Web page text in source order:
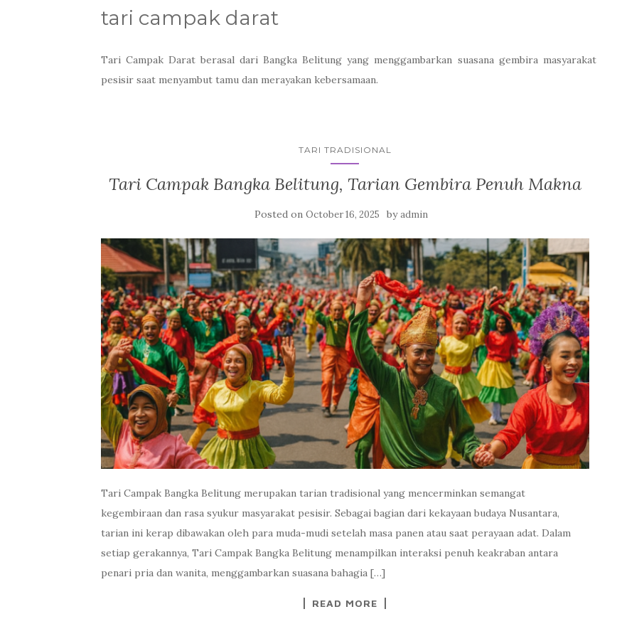
tari campak darat
Tari Campak Darat berasal dari Bangka Belitung yang menggambarkan suasana gembira masyarakat
pesisir saat menyambut tamu dan merayakan kebersamaan.
TARI TRADISIONAL
Tari Campak Bangka Belitung, Tarian Gembira Penuh Makna
Posted onOctober 16, 2025 byadmin
Tari Campak Bangka Belitung merupakan tarian tradisional yang mencerminkan semangat
kegembiraan dan rasa syukur masyarakat pesisir. Sebagai bagian dari kekayaan budaya Nusantara,
tarian ini kerap dibawakan oleh para muda-mudi setelah masa panen atau saat perayaan adat. Dalam
setiap gerakannya, Tari Campak Bangka Belitung menampilkan interaksi penuh keakraban antara
penari pria dan wanita, menggambarkan suasana bahagia […]
READ MORE